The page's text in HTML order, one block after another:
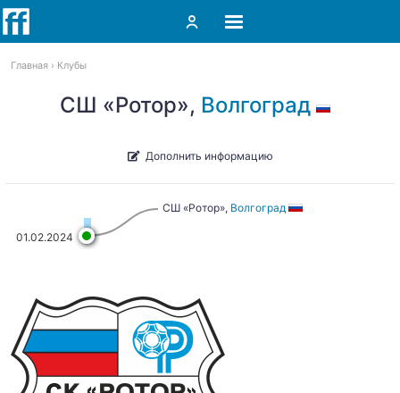
Главная Клубы
СШ «Ротор», Волгоград
Дополнить информацию
01.02.2024
СШ «Ротор», Волгоград